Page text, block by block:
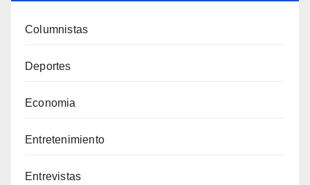
Columnistas
Deportes
Economia
Entretenimiento
Entrevistas